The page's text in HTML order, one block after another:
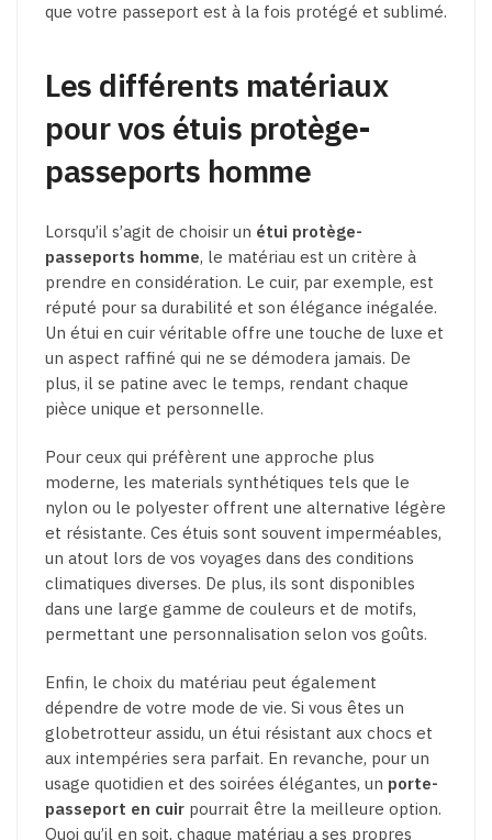
que votre passeport est à la fois protégé et sublimé.
Les différents matériaux
pour vos étuis protège-
passeports homme
Lorsqu’il s’agit de choisir un étui protège-
passeports homme, le matériau est un critère à
prendre en considération. Le cuir, par exemple, est
réputé pour sa durabilité et son élégance inégalée.
Un étui en cuir véritable offre une touche de luxe et
un aspect raffiné qui ne se démodera jamais. De
plus, il se patine avec le temps, rendant chaque
pièce unique et personnelle.
Pour ceux qui préfèrent une approche plus
moderne, les materials synthétiques tels que le
nylon ou le polyester offrent une alternative légère
et résistante. Ces étuis sont souvent imperméables,
un atout lors de vos voyages dans des conditions
climatiques diverses. De plus, ils sont disponibles
dans une large gamme de couleurs et de motifs,
permettant une personnalisation selon vos goûts.
Enfin, le choix du matériau peut également
dépendre de votre mode de vie. Si vous êtes un
globetrotteur assidu, un étui résistant aux chocs et
aux intempéries sera parfait. En revanche, pour un
usage quotidien et des soirées élégantes, un porte-
passeport en cuir pourrait être la meilleure option.
Quoi qu’il en soit, chaque matériau a ses propres